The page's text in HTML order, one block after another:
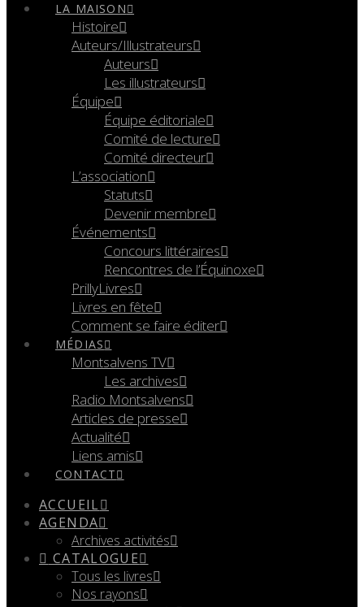
LA MAISON
Histoire
Auteurs/Illustrateurs
Auteurs
Les illustrateurs
Équipe
Équipe éditoriale
Comité de lecture
Comité directeur
L’association
Statuts
Devenir membre
Événements
Concours littéraires
Rencontres de l’Équinoxe
PrillyLivres
Livres en fête
Comment se faire éditer
MÉDIAS
Montsalvens TV
Les archives
Radio Montsalvens
Articles de presse
Actualité
Liens amis
CONTACT
ACCUEIL
AGENDA
Archives activités
CATALOGUE
Tous les livres
Nos rayons